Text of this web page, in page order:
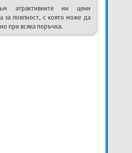
атрактивните ни цени
за лоялност, с която може да
при всяка поръчка.